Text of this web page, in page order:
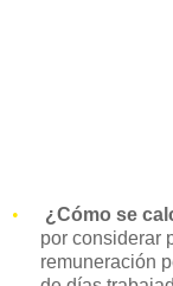
• ¿Cómo se
por considerar
remuneración